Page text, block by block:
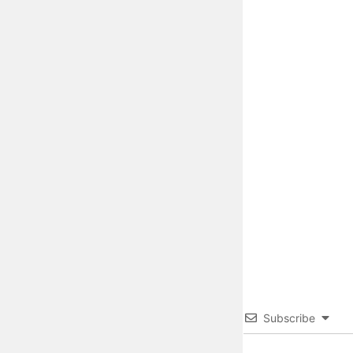
Subscribe